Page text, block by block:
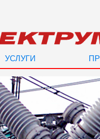
УСЛУГИ